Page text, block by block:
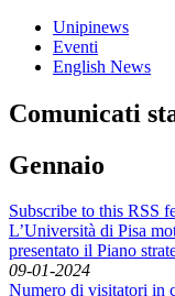
Unipinews
Eventi
English News
Comunicati
Gennaio
Subscribe to this RSS
L’Università di Pisa
presentato il Piano
09-01-2024
Numero di visitatori in